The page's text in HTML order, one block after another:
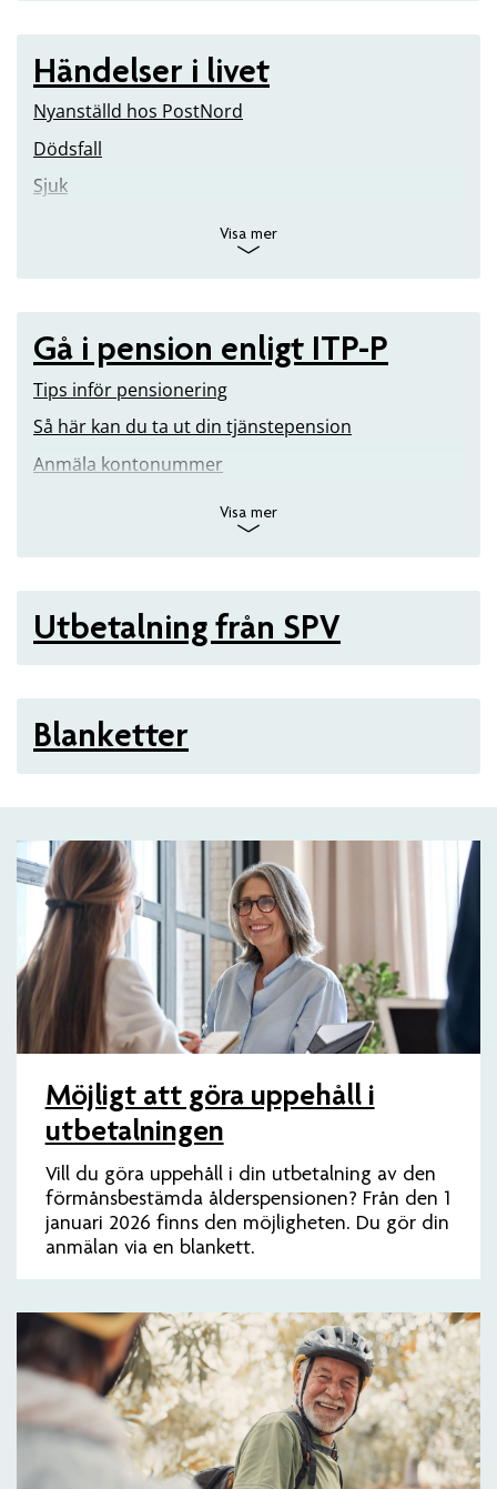
Händelser i livet
Nyanställd hos PostNord
Dödsfall
Sjuk
Visa mer
Gå i pension enligt ITP-P
Tips inför pensionering
Så här kan du ta ut din tjänstepension
Anmäla kontonummer
Visa mer
Utbetalning från SPV
Blanketter
Artiklar
Möjligt att göra uppehåll i
utbetalningen
Vill du göra uppehåll i din utbetalning av den
förmånsbestämda ålderspensionen? Från den 1
januari 2026 finns den möjligheten. Du gör din
anmälan via en blankett.